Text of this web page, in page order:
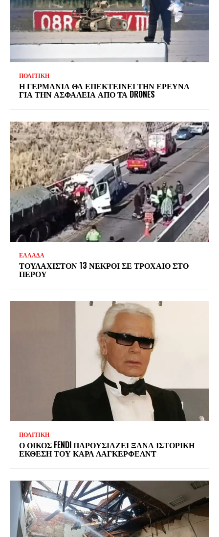
ΠΟΛΙΤΙΚΗ
Η ΓΕΡΜΑΝΙΑ ΘΑ ΕΠΕΚΤΕΙΝΕΙ ΤΗΝ ΕΡΕΥΝΑ
ΓΙΑ ΤΗΝ ΑΣΦΑΛΕΙΑ ΑΠΟ ΤΑ DRONES
ΕΛΛΑΔΑ
ΤΟΥΛΑΧΙΣΤΟΝ 13 ΝΕΚΡΟΙ ΣΕ ΤΡΟΧΑΙΟ ΣΤΟ
ΠΕΡΟΥ
ΠΟΛΙΤΙΚΗ
Ο ΟΙΚΟΣ FENDI ΠΑΡΟΥΣΙΑΖΕΙ ΞΑΝΑ ΙΣΤΟΡΙΚΗ
ΕΚΘΕΣΗ ΤΟΥ ΚΑΡΛ ΛΑΓΚΕΡΦΕΛΝΤ